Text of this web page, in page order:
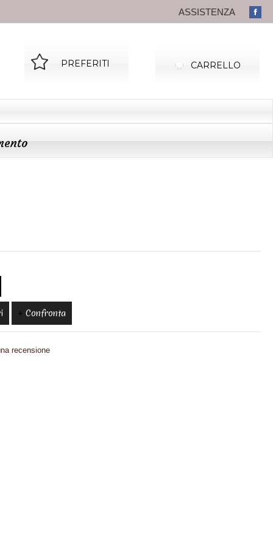
ASSISTENZA
PREFERITI CARRELLO
Confronta
recensione